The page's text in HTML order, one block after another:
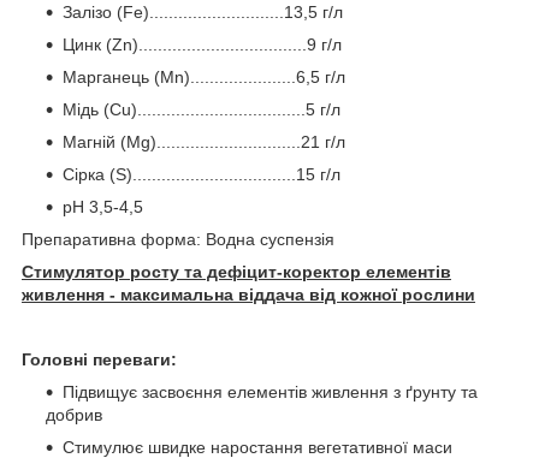
Залізо (Fe)............................13,5 г/л
Цинк (Zn)...................................9 г/л
Марганець (Mn)......................6,5 г/л
Мідь (Cu)...................................5 г/л
Магній (Mg)..............................21 г/л
Сірка (S)..................................15 г/л
pH 3,5-4,5
Препаративна форма: Водна суспензія
Стимулятор росту та дефіцит-коректор елементів
живлення - максимальна віддача від кожної рослини
Головні переваги:
Підвищує засвоєння елементів живлення з ґрунту та
добрив
Стимулює швидке наростання вегетативної маси